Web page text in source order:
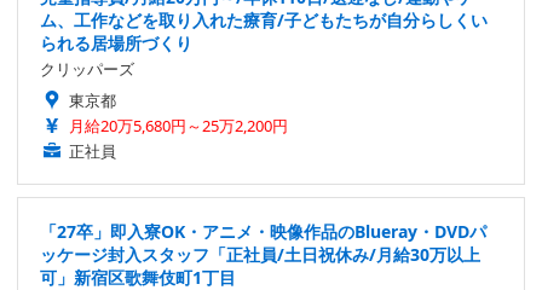
ム、工作などを取り入れた療育/子どもたちが自分らしくい
られる居場所づくり
クリッパーズ
東京都
月給20万5,680円～25万2,200円
正社員
「27卒」即入寮OK・アニメ・映像作品のBlueray・DVDパ
ッケージ封入スタッフ「正社員/土日祝休み/月給30万以上
可」新宿区歌舞伎町1丁目